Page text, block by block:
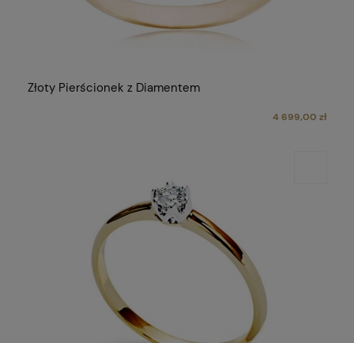
Złoty Pierścionek z Diamentem
4 699,00 zł